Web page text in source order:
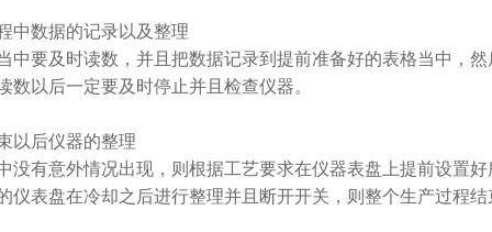
中数据的记录以及整理
中要及时读数，并且把数据记录到提前准备好的表格当中，
数以后一定要及时停止并且检查仪器。
以后仪器的整理
没有意外情况出现，则根据工艺要求在仪器表盘上提前设置
仪表盘在冷却之后进行整理并且断开开关，则整个生产过程结